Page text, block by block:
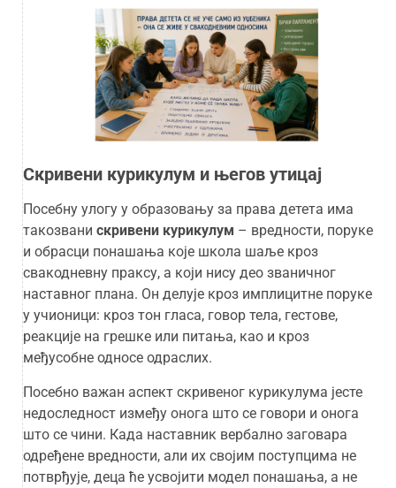
Скривени курикулум и његов утицај
Посебну улогу у образовању за права детета има
такозвани скривени курикулум – вредности, поруке
и обрасци понашања које школа шаље кроз
свакодневну праксу, а који нису део званичног
наставног плана. Он делује кроз имплицитне поруке
у учионици: кроз тон гласа, говор тела, гестове,
реакције на грешке или питања, као и кроз
међусобне односе одраслих.
Посебно важан аспект скривеног курикулума јесте
недоследност између онога што се говори и онога
што се чини. Када наставник вербално заговара
одређене вредности, али их својим поступцима не
потврђује, деца ће усвојити модел понашања, а не